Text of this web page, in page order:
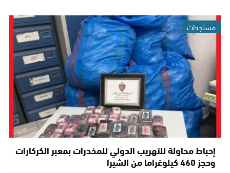
مستجدات
إحباط محاولة للتهريب الدولي للمخدرات بمعبر الكركارات
وحجز 460 كيلوغراما من الشيرا